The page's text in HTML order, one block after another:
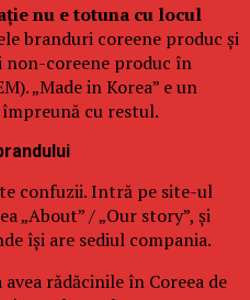
nu e totuna cu locul
branduri coreene produc și
coreene produc în
„Made in Korea” e un
cu restul.
confuzii. Intră pe site-ul
„About” / „Our story”, și
își are sediul compania.
rădăcinile în Coreea de